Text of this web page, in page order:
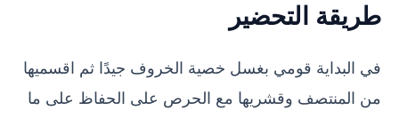
طريقة التحضير
في البداية قومي بغسل خصية الخروف جيدًا ثم اقسميها
من المنتصف وقشريها مع الحرص على الحفاظ على ما